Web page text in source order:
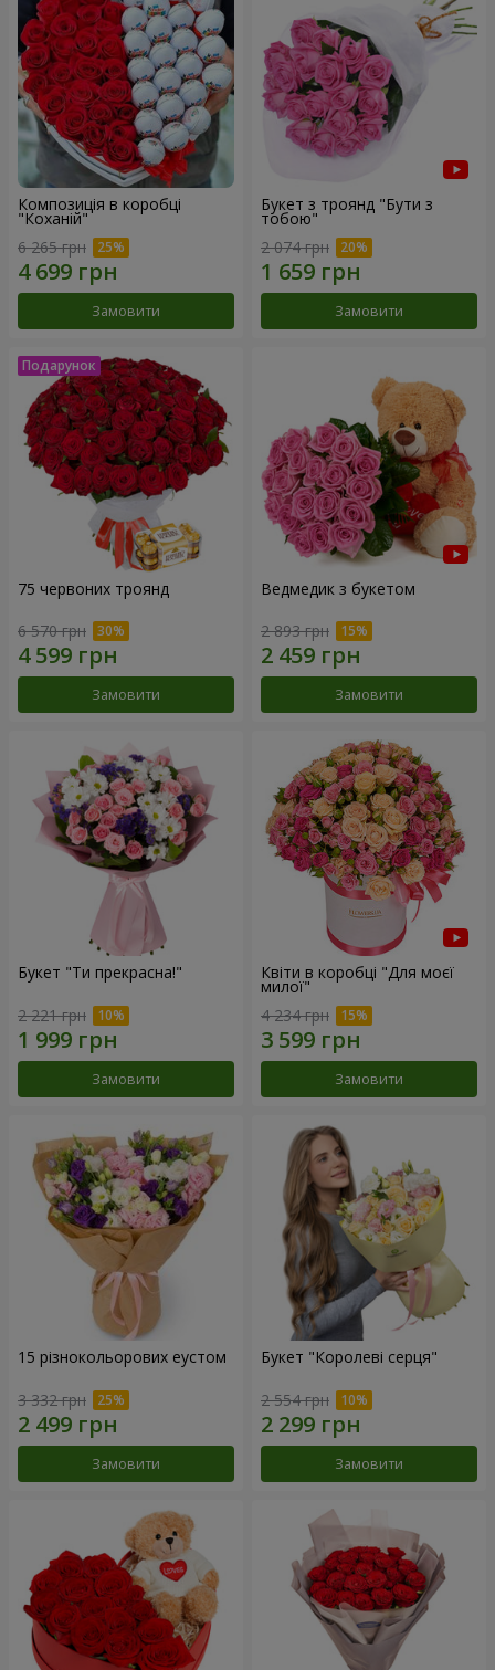
Композиція в коробці
"Коханій"
6 265 грн
Замовити
Букет з троянд "Бути з
тобою"
2 074 грн
Замовити
75 червоних троянд
6 570 грн
Замовити
Ведмедик з букетом
2 893 грн
Замовити
Букет "Ти прекрасна!"
2 221 грн
Замовити
Квіти в коробці "Для моєї
милої"
4 234 грн
Замовити
15 різнокольорових еустом
3 332 грн
Замовити
Букет "Королеві серця"
2 554 грн
Замовити